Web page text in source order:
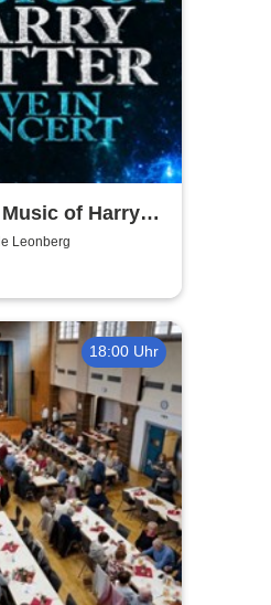
of Harry
Concert
Leonberg
18:00 Uhr